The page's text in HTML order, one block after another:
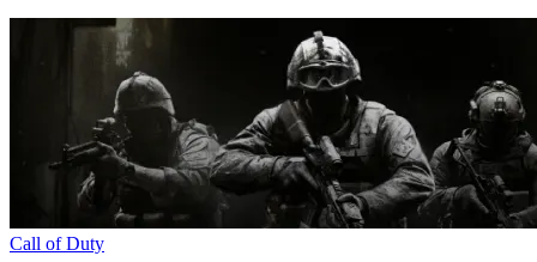
Call of Duty